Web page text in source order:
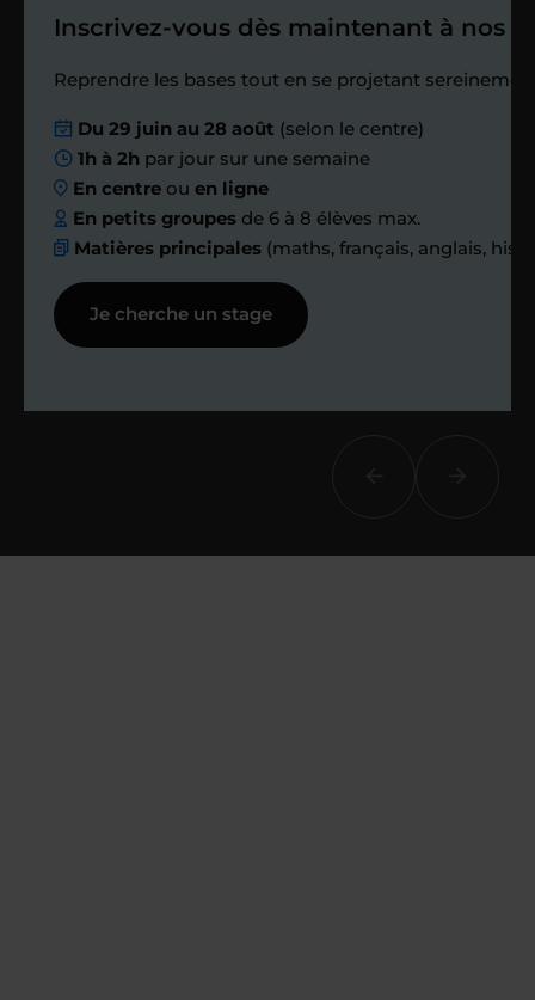
Étape 4
Nous planifions
ensemble des
échanges réguliers
Afin de suivre le travail et les progrès
réalisés, votre enseignant et moi-
même vous proposons des points et
Inscrivez-vous dès maintenant à nos
Reprendre les bases tout en se projetant
Du 29 juin au 28 août (selon le centre)
1h à 2h par jour sur une semaine
En centre ouen ligne
En petits groupes de 6 à 8 élèves max.
Matières principales (maths, français, anglais,
Je cherche un stage